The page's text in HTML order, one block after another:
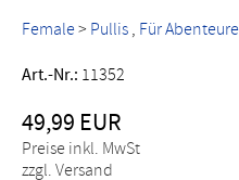
Female> Pullis Für
Art.-Nr.: 11352
49,99 EUR
Preise inkl. MwSt
zzgl. Versand